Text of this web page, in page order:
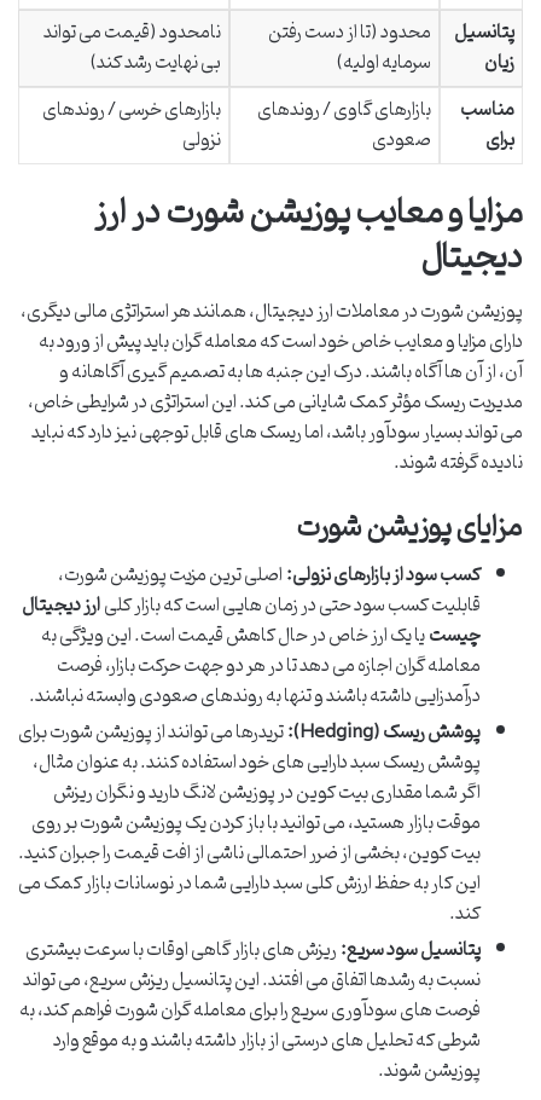
پتانسیل
زیان
محدود (تا از دست رفتن
سرمایه اولیه)
نامحدود (قیمت می تواند
بی نهایت رشد کند)
مناسب
برای
بازارهای گاوی / روندهای
صعودی
بازارهای خرسی / روندهای
نزولی
مزایا و معایب پوزیشن شورت در ارز
دیجیتال
پوزیشن شورت در معاملات ارز دیجیتال، همانند هر استراتژی مالی دیگری،
دارای مزایا و معایب خاص خود است که معامله گران باید پیش از ورود به
آن، از آن ها آگاه باشند. درک این جنبه ها به تصمیم گیری آگاهانه و
مدیریت ریسک مؤثر کمک شایانی می کند. این استراتژی در شرایطی خاص،
می تواند بسیار سودآور باشد، اما ریسک های قابل توجهی نیز دارد که نباید
نادیده گرفته شوند.
مزایای پوزیشن شورت
کسب سود از بازارهای نزولی:اصلی ترین مزیت پوزیشن شورت،
قابلیت کسب سود حتی در زمان هایی است که بازار کلیارز دیجیتال
چیستیا یک ارز خاص در حال کاهش قیمت است. این ویژگی به
معامله گران اجازه می دهد تا در هر دو جهت حرکت بازار، فرصت
درآمدزایی داشته باشند و تنها به روندهای صعودی وابسته نباشند.
پوشش ریسک (Hedging):
تریدرها می توانند از پوزیشن شورت برای
پوشش ریسک سبد دارایی های خود استفاده کنند. به عنوان مثال،
اگر شما مقداری بیت کوین در پوزیشن لانگ دارید و نگران ریزش
موقت بازار هستید، می توانید با باز کردن یک پوزیشن شورت بر روی
بیت کوین، بخشی از ضرر احتمالی ناشی از افت قیمت را جبران کنید.
این کار به حفظ ارزش کلی سبد دارایی شما در نوسانات بازار کمک می
کند.
پتانسیل سود سریع:ریزش های بازار گاهی اوقات با سرعت بیشتری
نسبت به رشدها اتفاق می افتند. این پتانسیل ریزش سریع، می تواند
فرصت های سودآوری سریع را برای معامله گران شورت فراهم کند، به
شرطی که تحلیل های درستی از بازار داشته باشند و به موقع وارد
پوزیشن شوند.